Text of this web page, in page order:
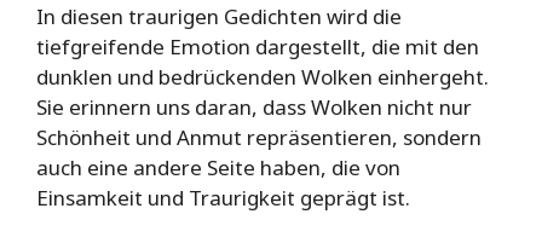
In diesen traurigen Gedichten wird die
tiefgreifende Emotion dargestellt, die mit den
dunklen und bedrückenden Wolken einhergeht.
Sie erinnern uns daran, dass Wolken nicht nur
Schönheit und Anmut repräsentieren, sondern
auch eine andere Seite haben, die von
Einsamkeit und Traurigkeit geprägt ist.